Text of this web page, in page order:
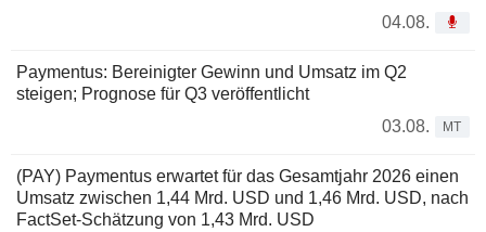
04.08.
Paymentus: Bereinigter Gewinn und Umsatz im Q2
steigen; Prognose für Q3 veröffentlicht
03.08.
MT
(PAY) Paymentus erwartet für das Gesamtjahr 2026 einen
Umsatz zwischen 1,44 Mrd. USD und 1,46 Mrd. USD, nach
FactSet-Schätzung von 1,43 Mrd. USD